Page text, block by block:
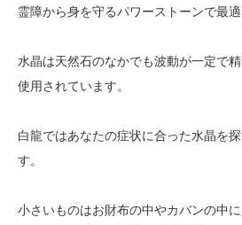
霊障から身を守るパワーストーンで最適
水晶は天然石のなかでも波動が一定で
使用されています。
白龍ではあなたの症状に合った水晶を
す。
小さいものはお財布の中やカバンの中